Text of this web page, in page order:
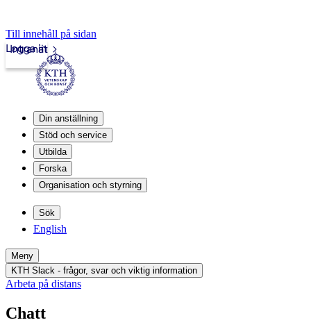
Till innehåll på sidan
Intranät
Logga in
Din anställning
Stöd och service
Utbilda
Forska
Organisation och styrning
Sök
English
Meny
KTH Slack - frågor, svar och viktig information
Arbeta på distans
Chatt